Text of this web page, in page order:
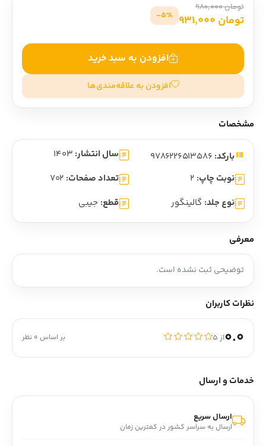
تومان 980,000
تومان 931,000 5٪-
افزودن به سبد خرید
افزودن به علاقه‌مندی‌ها
مشخصات
بارکد: سال انتشار: 1403
نوبت چاپ: 2 تعداد صفحات: 702
نوع جلد: گالینگور قطع: جیبی
معرفی
توضیحی ثبت نشده است.
نظرات کاربران
0.0از ۵ بر اساس 0 نظر
خدمات و ارسال
ارسال سریع
ارسال به سراسر کشور در کمترین زمان